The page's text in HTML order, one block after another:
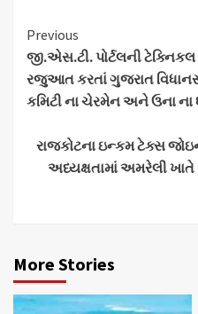
Continue
Reading
Previous
જી.એસ.ટી. પોર્ટલની
રજુઆત કરતાં ગુજરાત
કમિટી ના ચેરમેન અને ઉના
રાજકોટના ઇન્કમ ટેક્સ
અધ્યક્ષતામાં અમરેલી ખાતે
More Stories